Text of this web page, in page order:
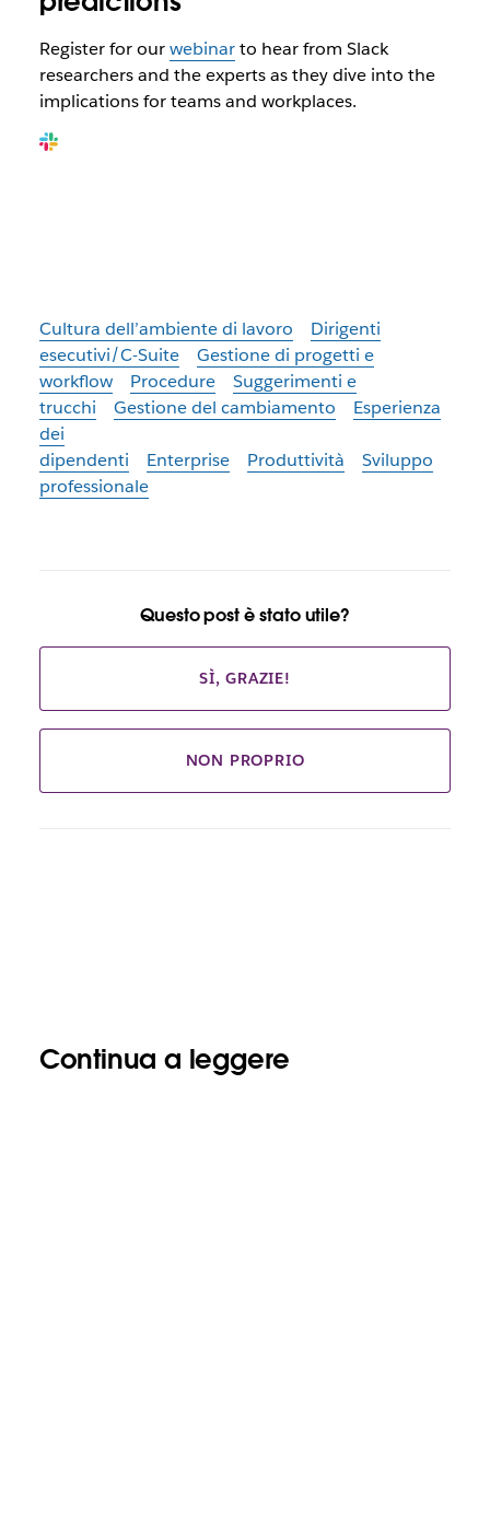
Register for ourwebinarto hear from Slack
researchers and the experts as they dive into the
implications for teams and workplaces.
Cultura dell’ambiente di lavoro
Dirigenti
esecutivi/C-Suite
Gestione di progetti e
workflow
Procedure
Suggerimenti e
trucchi
Gestione del cambiamento
Esperienza
dei
dipendenti
Enterprise Produttività
Sviluppo
professionale
Questo post è stato utile?
SÌ, GRAZIE!
NON PROPRIO
Continua a leggere